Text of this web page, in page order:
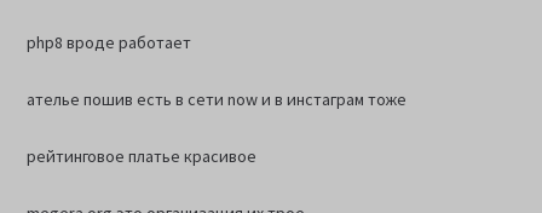
php8 вроде работает
ателье пошив есть в сети now и в инстаграм тоже
рейтинговое платье красивое